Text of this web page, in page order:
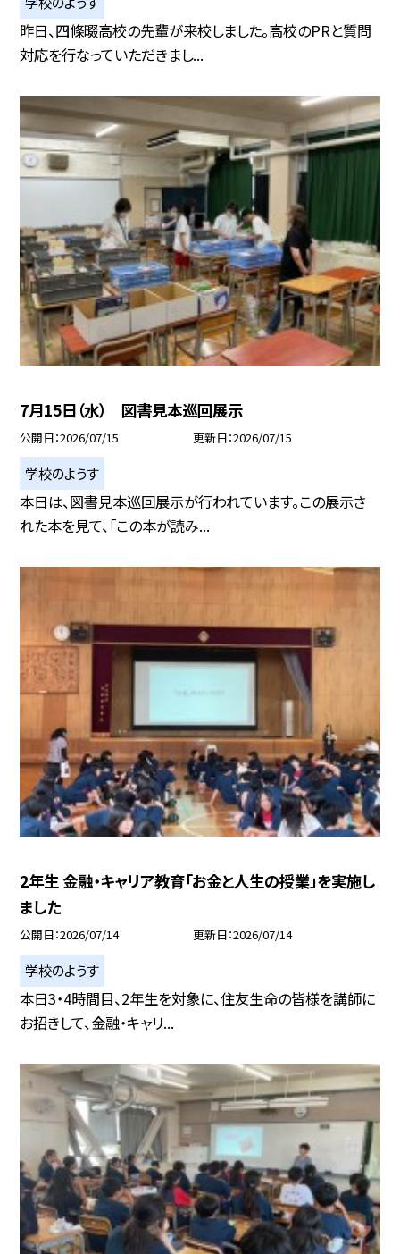
昨日、四條畷高校の先輩が来校しました。高校のPRと質問
対応を行なっていただきまし...
7月15日（水） 図書見本巡回展示
公開日 2026/07/15 更新日 2026/07/15
学校のようす
本日は、図書見本巡回展示が行われています。この展示さ
れた本を見て、「この本が読み...
2年生 金融・キャリア教育「お金と人生の授業」を実施し
ました
公開日 2026/07/14 更新日 2026/07/14
学校のようす
本日3・4時間目、2年生を対象に、住友生命の皆様を講師に
お招きして、金融・キャリ...